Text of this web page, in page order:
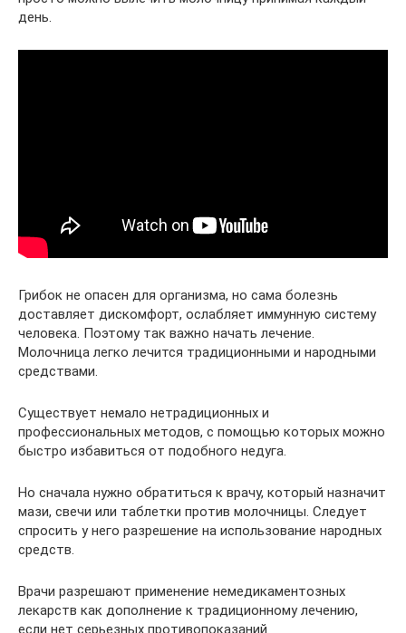
день.
Грибок не опасен для организма, но сама болезнь
доставляет дискомфорт, ослабляет иммунную систему
человека. Поэтому так важно начать лечение.
Молочница легко лечится традиционными и народными
средствами.
Существует немало нетрадиционных и
профессиональных методов, с помощью которых можно
быстро избавиться от подобного недуга.
Но сначала нужно обратиться к врачу, который назначит
мази, свечи или таблетки против молочницы. Следует
спросить у него разрешение на использование народных
средств.
Врачи разрешают применение немедикаментозных
лекарств как дополнение к традиционному лечению,
если нет серьезных противопоказаний.